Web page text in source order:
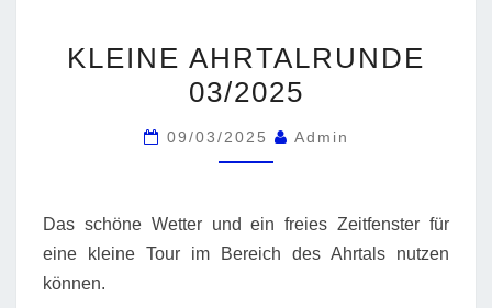
AHRTALRUNDE
03/2025
KLEINE AHRTALRUNDE
03/2025
09/03/2025 Admin
Das schöne Wetter und ein freies Zeitfenster für
eine kleine Tour im Bereich des Ahrtals nutzen
können.